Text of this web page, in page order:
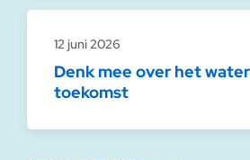
Denk mee over het
toekomst
12 juni 2026